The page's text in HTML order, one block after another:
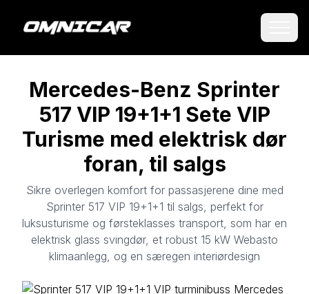
Mercedes-Benz Sprinter
517 VIP 19+1+1 Sete VIP
Turisme med elektrisk dør
foran, til salgs
Sikre overlegen komfort for passasjerene dine med
Sprinter 517 VIP 19+1+1 til salgs, perfekt for
luksusturisme og førsteklasses transport, som har en
elektrisk glass svingdør, et robust 15 kW Webasto
klimaanlegg, og en særegen interiørdesign